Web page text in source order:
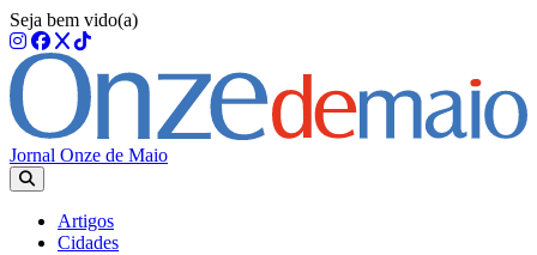
Seja bem vido(a)
Jornal Onze de Maio
Artigos
Cidades